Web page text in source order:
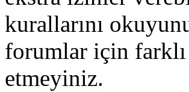
kurallarını
forumlar için
etmeyiniz.